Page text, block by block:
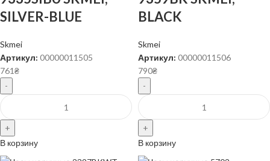
SILVER-BLUE
Skmei
Артикул: 00000011505
761₴
В корзину
BLACK
Skmei
Артикул: 00000011506
790₴
В корзину